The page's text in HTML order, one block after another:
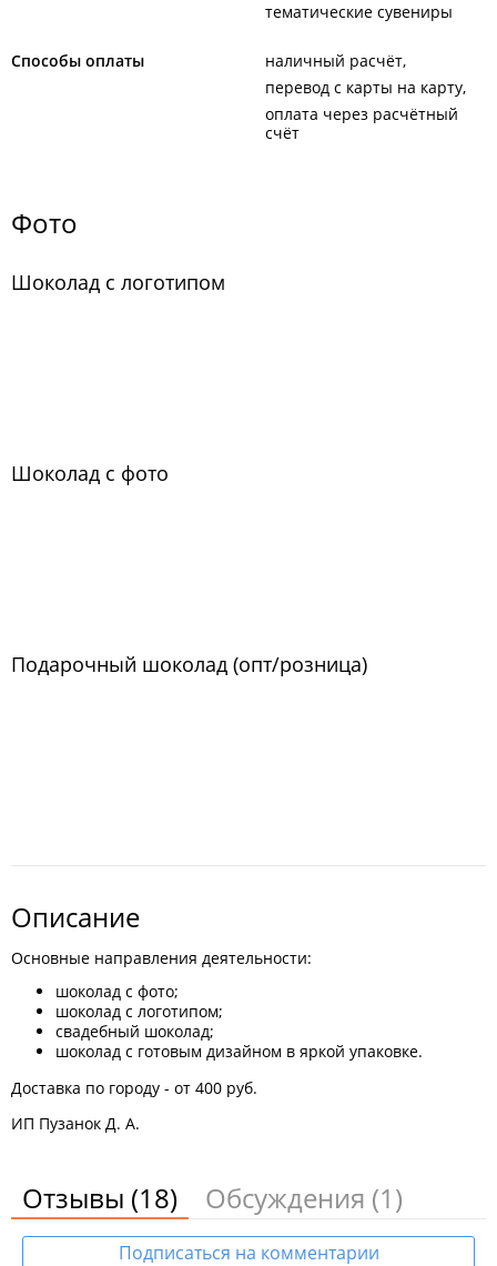
тематические сувениры
Способы оплаты
наличный расчёт
перевод с карты на карту
оплата через расчётный
счёт
Фото
Шоколад с логотипом
Шоколад с фото
Подарочный шоколад (опт/розница)
Описание
Основные направления деятельности:
шоколад с фото;
шоколад с логотипом;
свадебный шоколад;
шоколад с готовым дизайном в яркой упаковке.
Доставка по городу - от 400 руб.
ИП Пузанок Д. А.
Отзывы (18) Обсуждения (1)
Подписаться на комментарии